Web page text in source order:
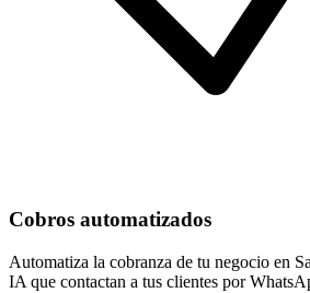
Cobros automatizados
Automatiza la cobranza de tu negocio en
IA que contactan a tus clientes por